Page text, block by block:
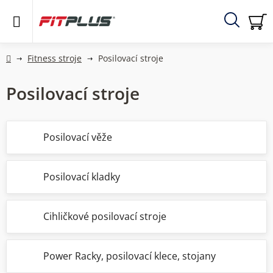
Hledat
DomůFitness stroje Posilovací stroje
Posilovací stroje
Posilovací věže
Posilovací kladky
Cihličkové posilovací stroje
Power Racky, posilovací klece, stojany